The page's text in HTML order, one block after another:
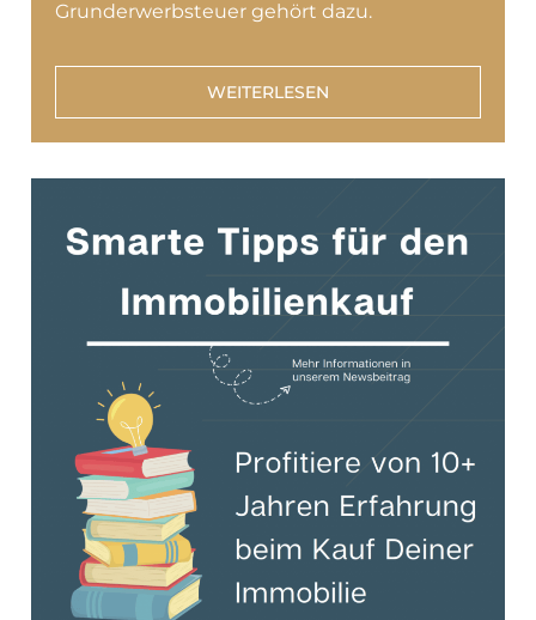
Grunderwerbsteuer gehört dazu.
WEITERLESEN